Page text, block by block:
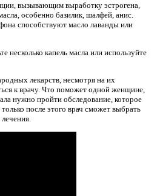
вызывающим выработку эстрогена,
особенно базилик, шалфей, анис.
способствуют масло лаванды или
несколько капель масла или используйте
лекарств, несмотря на их
к врачу. Что поможет одной женщине,
нужно пройти обследование, которое
после этого врач сможет выбрать